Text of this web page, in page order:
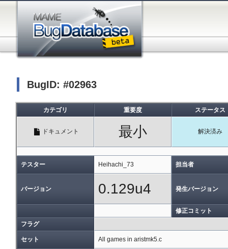
BugID: #02963
カテゴリ 重要度 ステータス
ドキュメント 最小 解決済み
テスター Heihachi_73 担当者
バージョン 0.129u4 発生バージョン
修正コミット
フラグ
セット All games in aristmk5.c